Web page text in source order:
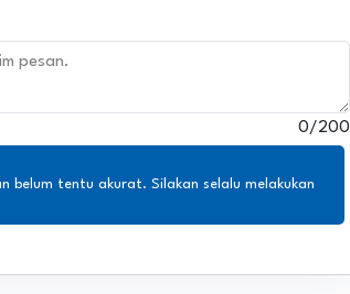
0/200
belum tentu akurat. Silakan selalu melakukan